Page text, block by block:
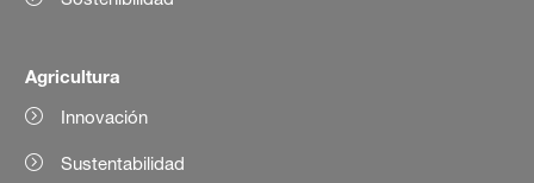
Agricultura
Innovación
Sustentabilidad